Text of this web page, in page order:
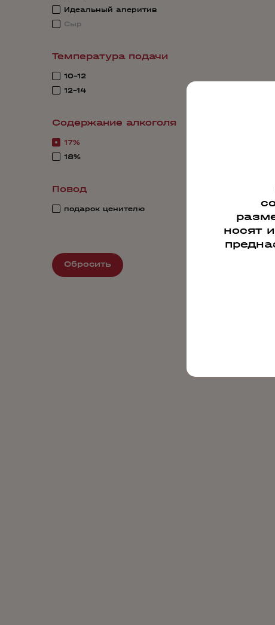
Идеальный аперитив
Сыр
Температура подачи
10-12
12-14
Содержание алкоголя
17%
18%
Повод
подарок ценителю
Сбросить
носят